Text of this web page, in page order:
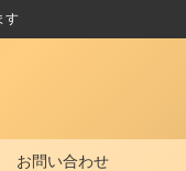
す
お問い合わせ